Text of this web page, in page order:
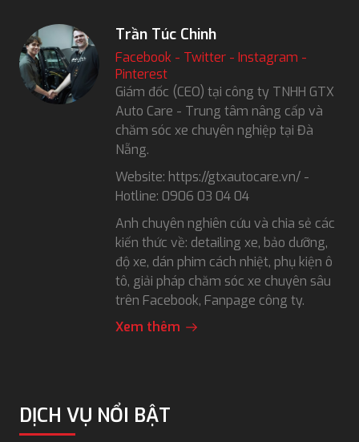
Trần Túc Chinh
Facebook - Twitter - Instagram -
Pinterest
Giám đốc (CEO) tại công ty TNHH GTX
Auto Care - Trung tâm nâng cấp và
chăm sóc xe chuyên nghiệp tại Đà
Nẵng.
Website: https://gtxautocare.vn/ -
Hotline: 0906 03 04 04
Anh chuyên nghiên cứu và chia sẻ các
kiến thức về: detailing xe, bảo dưỡng,
độ xe, dán phim cách nhiệt, phụ kiện ô
tô, giải pháp chăm sóc xe chuyên sâu
trên Facebook, Fanpage công ty.
Xem thêm
DỊCH VỤ NỔI BẬT